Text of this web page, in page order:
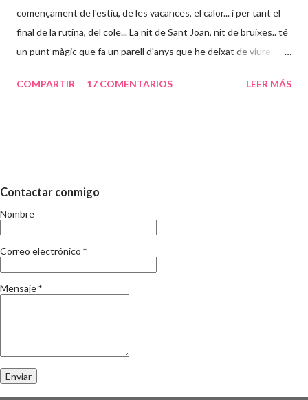
començament de l'estiu, de les vacances, el calor... i per tant el
final de la rutina, del cole... La nit de Sant Joan, nit de bruixes.. té
un punt màgic que fa un parell d'anys que he deixat de viure..
acabats els examens canviava de vida i tot i treballar tot era
aporto res nou, si més no, el meu punt de vista el deveu deduir.
COMPARTIR 17 COMENTARIOS LEER MÁS
Contactar conmigo
Nombre
Correo electrónico *
Mensaje*